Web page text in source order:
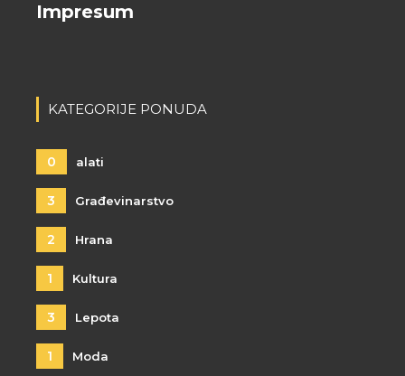
Impresum
KATEGORIJE PONUDA
0 alati
3 Građevinarstvo
2 Hrana
1 Kultura
3 Lepota
1 Moda